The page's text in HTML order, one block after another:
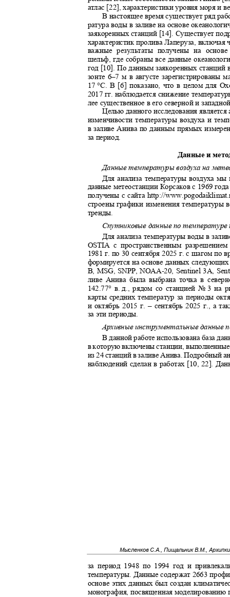
атлас [22], характеристики уровня моря и
В настоящее время существует ряд
ратура воды в заливе на основе
заякоренных станций [14]. Существует
характеристик пролива Лаперуза,
важные результаты получены на
шельф, где собраны все данные
год [10]. По данным заякоренных станций
зонте 6–7 м в августе зарегистрированы
17°С. В [6] показано, что в целом для
2017 гг. наблюдается снижение
лее существенное в его северной и
Целью данного исследования
изменчивости температуры воздуха и
в заливе Анива по данным прямых
за период.
Данные и
Данные температуры воздуха на
Для анализа температуры воздуха
данные метеостанции Корсаков с 1969
получены с сайта http://
строены графики изменения
тренды.
Спутниковые данные по
Для анализа температуры воды в
OSTIA с пространственным
1981 г. по 30 сентября 2025 г. с шагом по
формируется на основе данных
B, MSG, SNPP, NOAA-20, Sentinel 3A,
ливе Анива была выбрана точка в
142.77° в. д., рядом со станцией № 3 на
карты средних температур за периоды
и октябрь 2015 г. – сентябрь 2025 г., а
за эти периоды.
Архивные инструментальные данные
В данной работе использована база
в которую включены станции, выполненные
из 24 станций в заливе Анива. Подробный
наблюдений сделан в работах [10, 22].
Мысленков С.А., Пищальник В.М.,
за период 1948 по 1994 год и
температуры. Данные содержат 2663
основе этих данных был создан
монография, посвященная